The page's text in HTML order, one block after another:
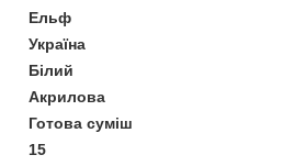
Ельф
Україна
Білий
Акрилова
Готова суміш
15